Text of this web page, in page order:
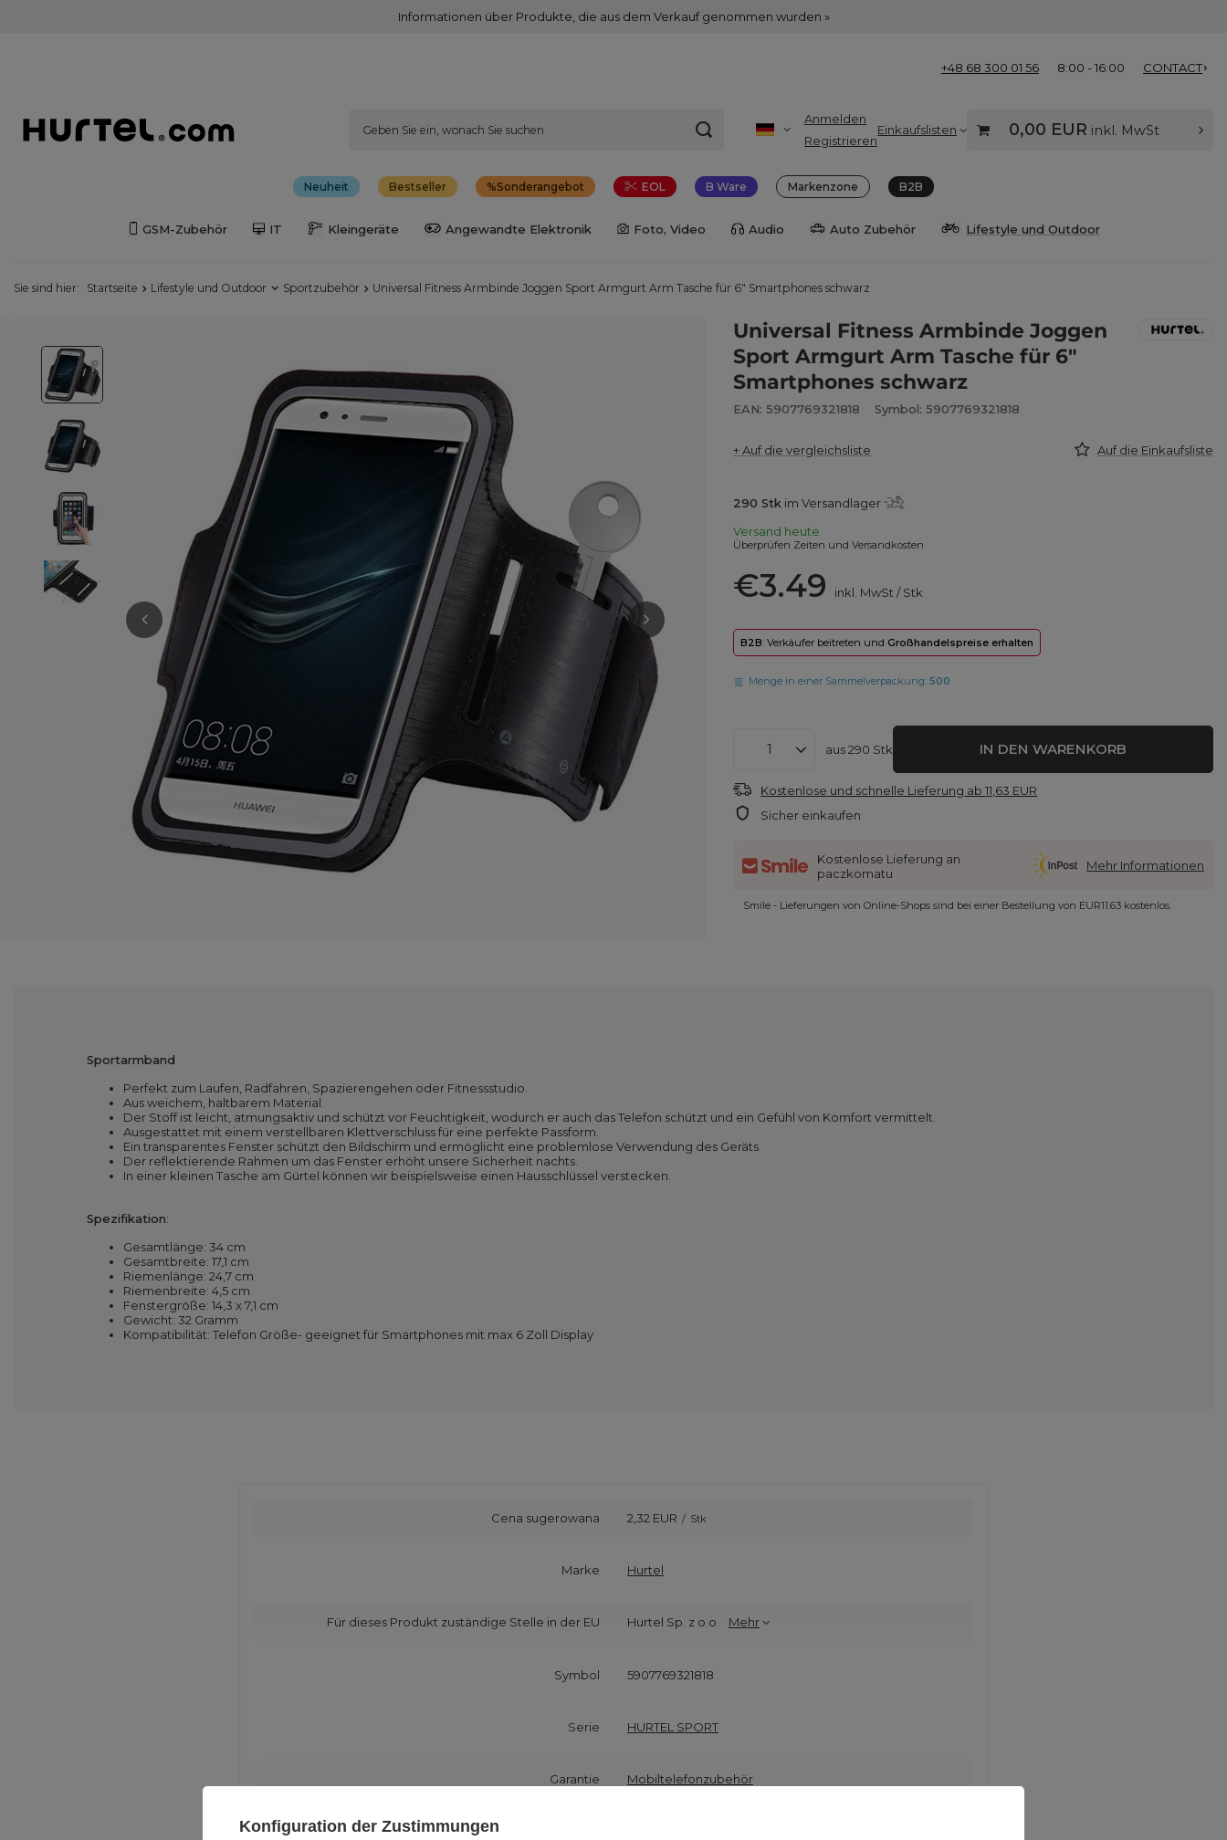
Informationen über Produkte, die aus dem Verkauf genommen wurden »
+48 68 300 01 56 8:00 - 16:00 CONTACT
Anmelden
Registrieren
Einkaufslisten 0,00 EUR inkl. MwSt
Neuheit Bestseller Sonderangebot EOL B Ware Markenzone B2B
GSM-Zubehör IT Kleingeräte Angewandte Elektronik Foto, Video Audio Auto Zubehör Lifestyle und Outdoor
Sie sind hier: Startseite Lifestyle und Outdoor Sportzubehör Universal Fitness Armbinde Joggen Sport Armgurt Arm Tasche für 6" Smartphones schwarz
Universal Fitness Armbinde Joggen
Sport Armgurt Arm Tasche für 6"
Smartphones schwarz
EAN: 5907769321818 Symbol: 5907769321818
+ Auf die vergleichsliste Auf die Einkaufsliste
290 Stk im Versandlager
Versand heute
Überprüfen Zeiten und Versandkosten
€3.49 inkl. MwSt /Stk
B2B: Verkäufer beitreten und Großhandelspreise erhalten
Menge in einer Sammelverpackung:500
aus290 Stk IN DEN WARENKORB
Kostenlose und schnelle Lieferung ab11,63 EUR
Sicher einkaufen
Kostenlose Lieferung an
paczkomatu
Mehr Informationen
Smile - Lieferungen von Online-Shops sind bei einer Bestellung von EUR11.63 kostenlos.
Sportarmband
Perfekt zum Laufen, Radfahren, Spazierengehen oder Fitnessstudio.
Aus weichem, haltbarem Material.
Der Stoff ist leicht, atmungsaktiv und schützt vor Feuchtigkeit, wodurch er auch das Telefon schützt und ein Gefühl von Komfort vermittelt.
Ausgestattet mit einem verstellbaren Klettverschluss für eine perfekte Passform.
Ein transparentes Fenster schützt den Bildschirm und ermöglicht eine problemlose Verwendung des Geräts.
Der reflektierende Rahmen um das Fenster erhöht unsere Sicherheit nachts.
In einer kleinen Tasche am Gürtel können wir beispielsweise einen Hausschlüssel verstecken.
Spezifikation:
Gesamtlänge: 34 cm
Gesamtbreite: 17,1 cm
Riemenlänge: 24,7 cm
Riemenbreite: 4,5 cm
Fenstergröße: 14,3 x 7,1 cm
Gewicht: 32 Gramm
Kompatibilität: Telefon Größe- geeignet für Smartphones mit max 6 Zoll Display
Cena sugerowana 2,32 EUR / Stk
Marke Hurtel
Für dieses Produkt zuständige Stelle in der EU Hurtel Sp. z o.o. Mehr
Symbol 5907769321818
Serie HURTEL SPORT
Garantie Mobiltelefonzubehör
Waga produktu z opakowaniem jednostkowym
Konfiguration der Zustimmungen